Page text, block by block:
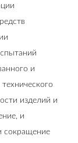
и
изделий и
и
сокращение